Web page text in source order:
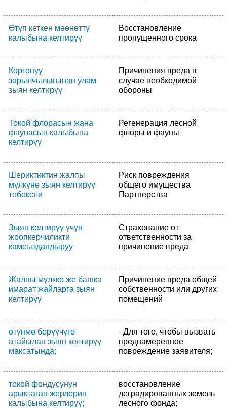
Өтүп кеткен мөөнөттү
калыбына келтирүү
Восстановление
пропущенного срока
Коргонуу
зарылчылыгынан улам
зыян келтирүү
Причинения вреда в
случае необходимой
обороны
Токой флорасын жана
фаунасын калыбына
келтирүү
Регенерация лесной
флоры и фауны
Шериктиктин жалпы
мүлкүнө зыян келтирүү
тобокели
Риск повреждения
общего имущества
Партнерства
Зыян келтирүү үчүн
жоопкерчиликти
камсыздандыруу
Страхование от
ответственности за
причинение вреда
Жалпы мүлккө же башка
имарат жайларга зыян
келтирүү
Причинение вреда общей
собственности или других
помещений
өтүнмө берүүчүгө
атайылап зыян келтирүү
максатында;
- Для того, чтобы вызвать
преднамеренное
повреждение заявителя;
токой фондусунун
арыктаган жерлерин
калыбына келтирүү;
восстановление
деградированных земель
лесного фонда;